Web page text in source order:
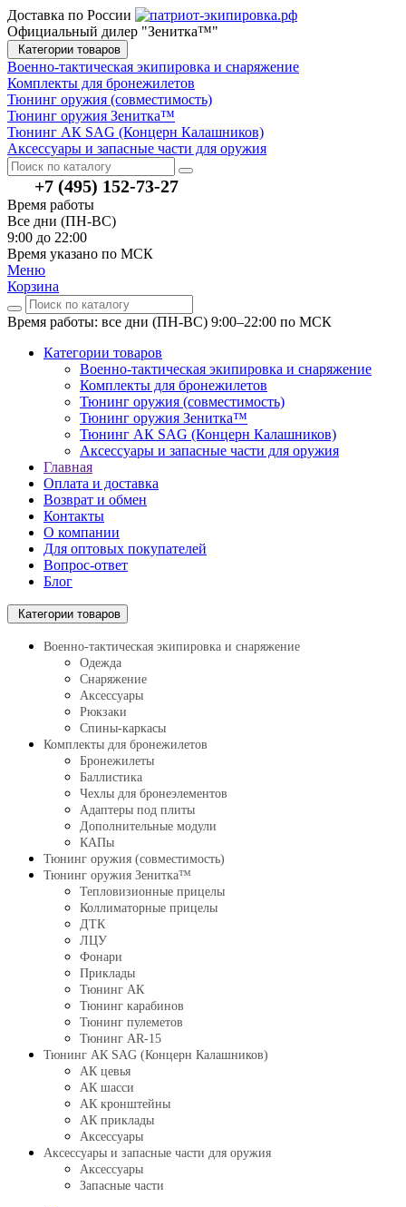
Доставка по России
Официальный дилер "Зенитка™"
Категории товаров
Военно-тактическая экипировка и снаряжение
Комплекты для бронежилетов
Тюнинг оружия (совместимость)
Тюнинг оружия Зенитка™
Тюнинг АК SAG (Концерн Калашников)
Аксессуары и запасные части для оружия
+7 (495) 152-73-27
Время работы
Все дни (ПН-ВС)
9:00 до 22:00
Время указано по МСК
Меню
Корзина
Время работы: все дни (ПН-ВС) 9:00–22:00 по МСК
Категории товаров
Военно-тактическая экипировка и снаряжение
Комплекты для бронежилетов
Тюнинг оружия (совместимость)
Тюнинг оружия Зенитка™
Тюнинг АК SAG (Концерн Калашников)
Аксессуары и запасные части для оружия
Главная
Оплата и доставка
Возврат и обмен
Контакты
О компании
Для оптовых покупателей
Вопрос-ответ
Блог
Категории товаров
Военно-тактическая экипировка и снаряжение
Одежда
Снаряжение
Аксессуары
Рюкзаки
Спины-каркасы
Комплекты для бронежилетов
Бронежилеты
Баллистика
Чехлы для бронеэлементов
Адаптеры под плиты
Дополнительные модули
КАПы
Тюнинг оружия (совместимость)
Тюнинг оружия Зенитка™
Тепловизионные прицелы
Коллиматорные прицелы
ДТК
ЛЦУ
Фонари
Приклады
Тюнинг АК
Тюнинг карабинов
Тюнинг пулеметов
Тюнинг AR-15
Тюнинг АК SAG (Концерн Калашников)
АК цевья
АК шасси
АК кронштейны
АК приклады
Аксессуары
Аксессуары и запасные части для оружия
Аксессуары
Запасные части